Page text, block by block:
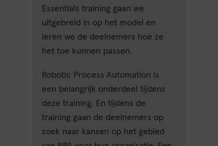
Essentials training gaan we
uitgebreid in op het model en
leren we de deelnemers hoe ze
het toe kunnen passen.
Robotic Process Automation is
een belangrijk onderdeel tijdens
deze training. En tijdens de
training gaan de deelnemers op
zoek naar kansen op het gebied